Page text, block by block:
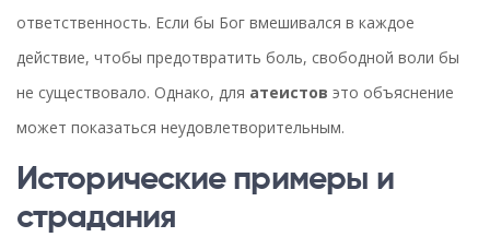
ответственность. Если бы Бог вмешивался в каждое
действие, чтобы предотвратить боль, свободной воли бы
не существовало. Однако, для атеистов это объяснение
может показаться неудовлетворительным.
Исторические примеры и
страдания